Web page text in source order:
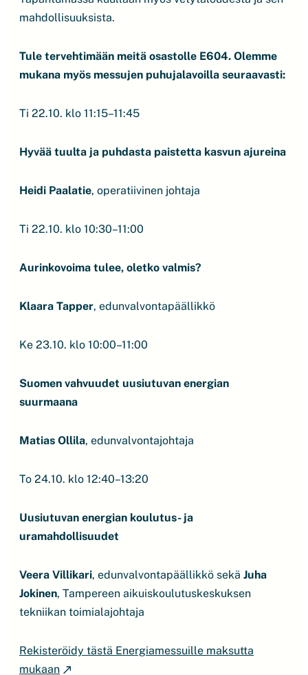
mahdollisuuksista.
Tule tervehtimään meitä osastolle E604. Olemme
mukana myös messujen puhujalavoilla seuraavasti:
Ti 22.10. klo 11:15–11:45
Hyvää tuulta ja puhdasta paistetta kasvun ajureina
Heidi Paalatie, operatiivinen johtaja
Ti 22.10. klo 10:30–11:00
Aurinkovoima tulee, oletko valmis?
Klaara Tapper, edunvalvontapäällikkö
Ke 23.10. klo 10:00–11:00
Suomen vahvuudet uusiutuvan energian
suurmaana
Matias Ollila, edunvalvontajohtaja
To 24.10. klo 12:40–13:20
Uusiutuvan energian koulutus- ja
uramahdollisuudet
Veera Villikari, edunvalvontapäällikkö sekä Juha
Jokinen, Tampereen aikuiskoulutuskeskuksen
tekniikan toimialajohtaja
Rekisteröidy tästä Energiamessuille maksutta
mukaan